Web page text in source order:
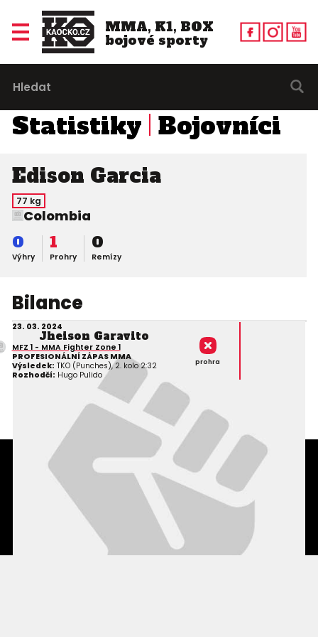
MMA, K1, BOX
bojové sporty
Statistiky Bojovníci
Edison Garcia
77 kg
Colombia
Výhry
0
Prohry
1
Remízy
0
Bilance
23. 03. 2024
Jheison Garavito
MFZ 1 - MMA Fighter Zone 1
PROFESIONÁLNÍ ZÁPAS MMA
Výsledek: TKO (Punches), 2. kolo 2:32
Rozhodčí: Hugo Pulido
prohra
Podmínky užití webového rozhraní
Souhlas s používáním osobních údajů
Statistiky
Kontakty